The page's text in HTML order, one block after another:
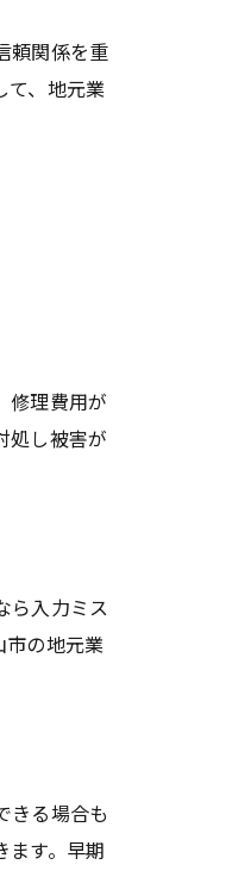
頼関係を重
て、地元業
修理費用が
処し被害が
ら入力ミス
市の地元業
きる場合も
ます。早期